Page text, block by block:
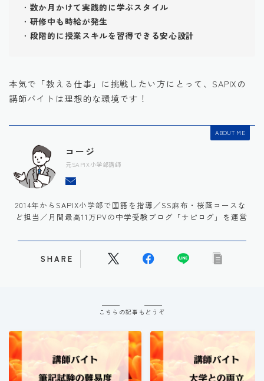
・ 数か月かけて実践的に学ぶスタイル
・ 研修中も時給が発生
・ 段階的に授業スキルを習得できる安心設計
本気で「教える仕事」に挑戦したい方にとって、SAPIXの
講師バイトは理想的な環境です！
ABOUT ME
コージ
元SAPIX小学部講師
2014年からSAPIX小学部で国語を指導／SS麻布・桜蔭コースな
ど担当／月間最高11万PVの中学受験ブログ「サピログ」を運営
SHARE
こちらの記事もどうぞ